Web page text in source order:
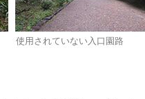
使用されていない入口園路